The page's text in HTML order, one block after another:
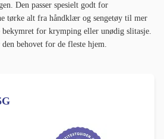
Den passer spesielt godt for
tørke alt fra håndklær og sengetøy til mer
bekymret for krymping eller unødig slitasje.
den behovet for de fleste hjem.